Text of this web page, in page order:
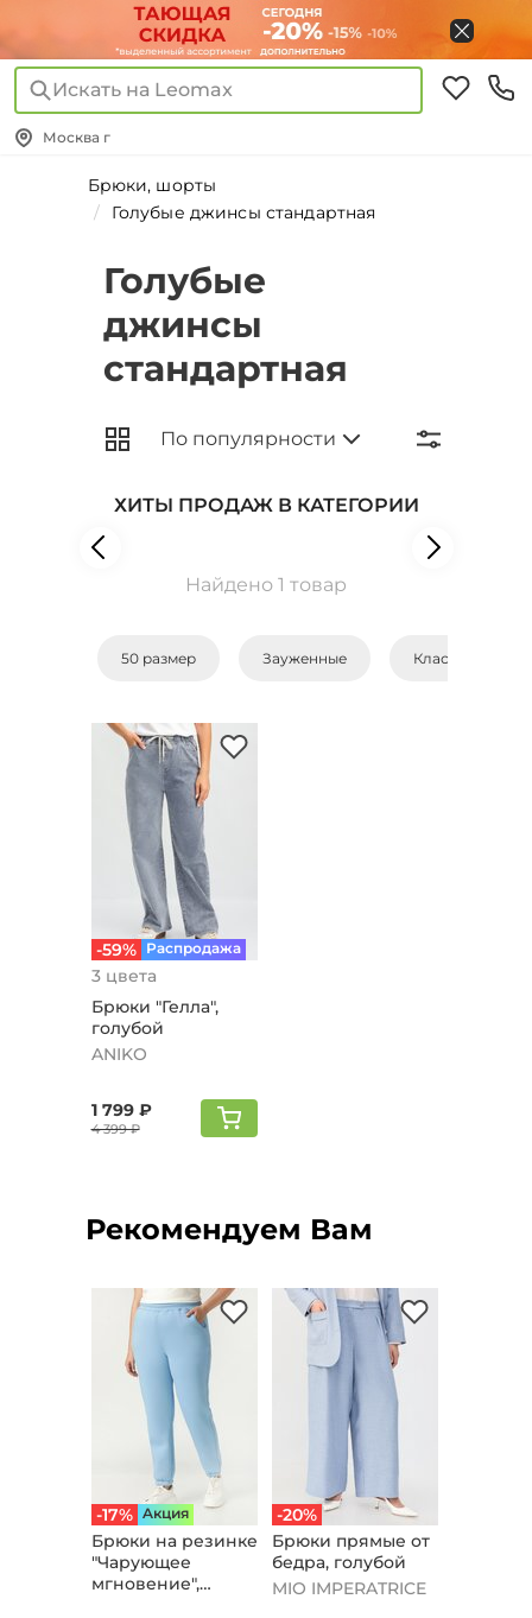
Искать на Leomax
Москва г
Брюки, шорты
Голубые джинсы стандартная
Голубые
джинсы
стандартная
ХИТЫ ПРОДАЖ В КАТЕГОРИИ
Найдено 1 товар
50 размер Зауженные Классические
-59% Распродажа
3 цвета
Брюки "Гелла",
голубой
ANIKO
1 799 ₽
4 399 ₽
Рекомендуем Вам
-17% Aкция
Брюки на резинке
"Чарующее
мгновение",
-20%
Брюки прямые от
бедра, голубой
MIO IMPERATRICE